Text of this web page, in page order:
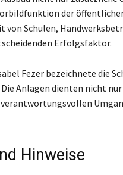
der
von Schulen,
Erfolgsfaktor.
Fezer bezeichnete die
Anlagen dienten nicht
Hinweise